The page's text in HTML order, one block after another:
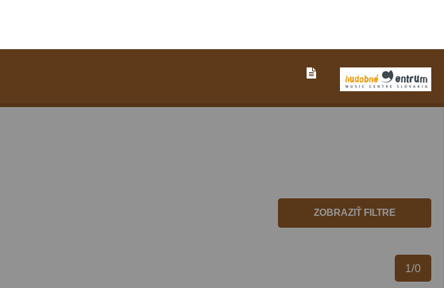
ZOBRAZIŤ FILTRE
1/0